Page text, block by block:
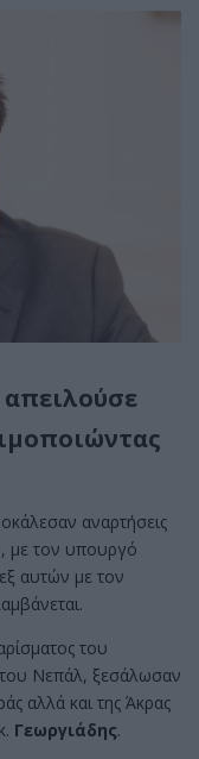
αναρτήσεις
με τον υπουργό
αυτών με τον
του
Νεπάλ, ξεσάλωσαν
αλλά και της Άκρας
Γεωργιάδης.